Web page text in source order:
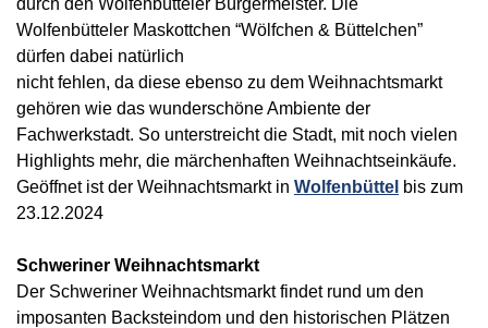
Wolfenbütteler Maskottchen “Wölfchen & Büttelchen”
dürfen dabei natürlich
nicht fehlen, da diese ebenso zu dem Weihnachtsmarkt
gehören wie das wunderschöne Ambiente der
Fachwerkstadt. So unterstreicht die Stadt, mit noch vielen
Highlights mehr, die märchenhaften Weihnachtseinkäufe.
Geöffnet ist der Weihnachtsmarkt in Wolfenbüttel bis zum
23.12.2024
Schweriner Weihnachtsmarkt
Der Schweriner Weihnachtsmarkt findet rund um den
imposanten Backsteindom und den historischen Plätzen